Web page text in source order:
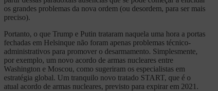
os grandes problemas da nova ordem (ou desordem, para ser mais
preciso).
Portanto, o que Trump e Putin trataram naquela uma hora a portas
fechadas em Helsinque não foram apenas problemas técnico-
administrativos para promover o desarmamento. Simplesmente,
por exemplo, um novo acordo de armas nucleares entre
Washington e Moscou, como sugeriram os especialistas em
estratégia global. Um tranquilo novo tratado START, que é o
atual acordo de armas nucleares, previsto para expirar em 2021.